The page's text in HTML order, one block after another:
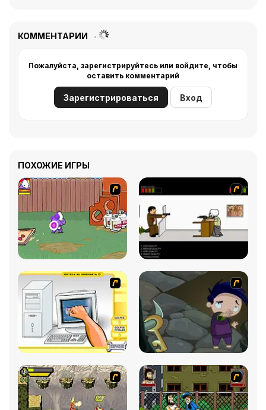
КОММЕНТАРИИ
Пожалуйста, зарегистрируйтесь или войдите, чтобы
оставить комментарий
Зарегистрироваться Вход
ПОХОЖИЕ ИГРЫ